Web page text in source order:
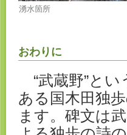
湧水箇所
おわりに
“武蔵野”とい
ある国木田独
ます。碑文は